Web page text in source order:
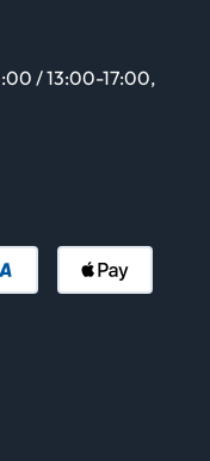
/ 13:00-17:00,